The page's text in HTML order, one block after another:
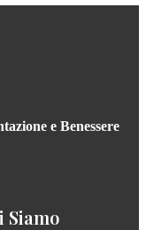
e Benessere
Siamo